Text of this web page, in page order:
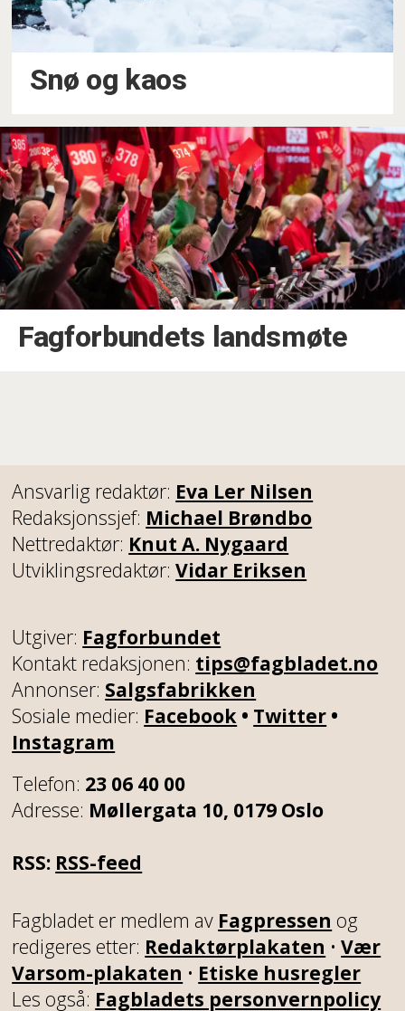
Snø og kaos
Fagforbundets landsmøte
Ansvarlig redaktør: Eva Ler Nilsen
Redaksjonssjef: Michael Brøndbo
Nettredaktør: Knut A. Nygaard
Utviklingsredaktør:Vidar Eriksen
Utgiver: Fagforbundet
Kontakt redaksjonen: tips@fagbladet.no
Annonser: Salgsfabrikken
Sosiale medier: Facebook • Twitter •
Instagram
Telefon: 23 06 40 00
Adresse: Møllergata 10, 0179 Oslo
RSS: RSS-feed
Fagbladet er medlem av Fagpressen og
redigeres etter: Redaktørplakaten • Vær
Varsom-plakaten • Etiske husregler
Les også: Fagbladets personvernpolicy